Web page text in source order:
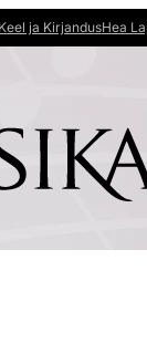
Keel ja KirjandusHea